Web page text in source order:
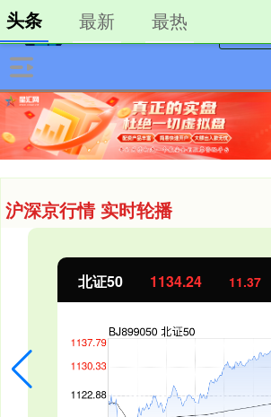
沪深京行情 实时轮播
北证50 1134.24 11.37
头条 最新 最热